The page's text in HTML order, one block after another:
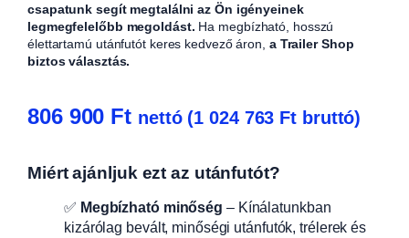
csapatunk segít megtalálni az Ön igényeinek
legmegfelelőbb megoldást. Ha megbízható, hosszú
élettartamú utánfutót keres kedvező áron, a Trailer Shop
biztos választás.
806 900 Ft nettó (1 024 763 Ft bruttó)
Miért ajánljuk ezt az utánfutót?
✅ Megbízható minőség – Kínálatunkban
kizárólag bevált, minőségi utánfutók, trélerek és